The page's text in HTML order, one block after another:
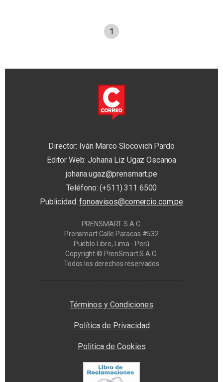
1
Director: Iván Marco Slocovich Pardo
Editor Web: Johana Liz Ugaz Oscanoa
johana.ugaz@prensmart.pe
Teléfono: (+511) 311 6500
Publicidad:fonoavisos@comercio.com.pe
PRENSMART S.A.C.
Prensmart Calle Paracas #532
Pueblo Libre, Lima - Perú
Copyright © PrenSmart S.A.C.
Todos los derechos reservados
Términos y Condiciones
Política de Privacidad
Politica de Cookies